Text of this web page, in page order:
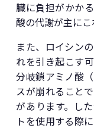
臓に負担がかか
酸の代謝が主にこ
また、ロイシン
れを引き起こす
分岐鎖アミノ酸
スが崩れること
があります。し
トを使用する際